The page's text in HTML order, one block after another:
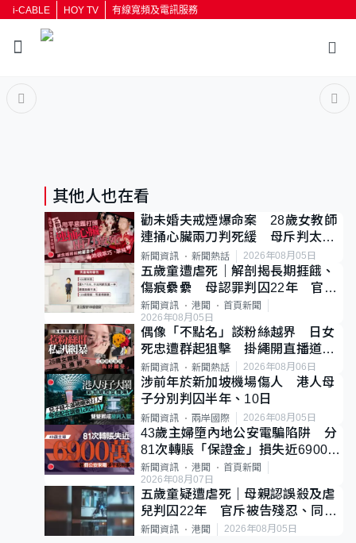
i-CABLE HOY TV 有線寬頻及電訊服務
其他人也在看
勸未婚夫戒煙爆命案 28歲女教師
連捅心臟兩刀判死緩 母斥判太重
已上訴
新聞資訊 新聞熱話 2026年08月05日
五歲童遭虐死｜解剖揭長期捱餓、
傷痕纍纍 母認罪判囚22年 官斥
冷血：同類案最惡劣
新聞資訊 港聞
首頁新聞
2026年08月05日
偶像「不點名」談粉絲越界 日女
死忠遭群起狙擊 掛繩開直播道歉
後輕生
新聞資訊 新聞熱話 2026年08月06日
涉前年於新加坡機場傷人 港人母
子分別判囚半年、10日
新聞資訊 兩岸國際 2026年08月05日
43歲主婦墮內地公安電騙陷阱 分
81次轉賬「保證金」損失近6900萬
元
新聞資訊 港聞
首頁新聞
2026年08月07日
五歲童疑遭虐死｜母親認誤殺及虐
兒判囚22年 官斥被告殘忍、同類
案最惡劣
新聞資訊 港聞 2026年08月05日